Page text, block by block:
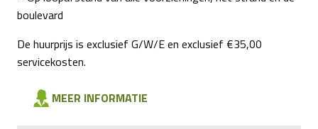
boulevard
De huurprijs is exclusief G/W/E en exclusief €35,00
servicekosten.
MEER INFORMATIE